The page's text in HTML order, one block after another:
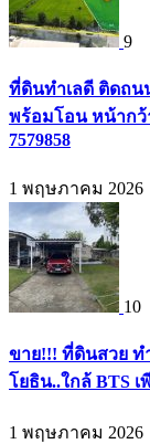
9
ที่ดินทำเลดี ติดถน
พร้อมโอน หน้ากว้
7579858
1 พฤษภาคม 2026
10
ขาย!!! ที่ดินสวย ท
โยธิน..ใกล้ BTS เ
1 พฤษภาคม 2026